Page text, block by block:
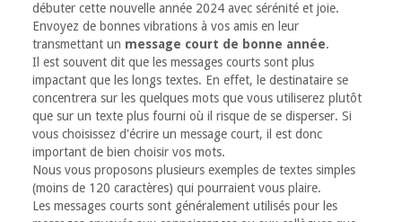
débuter cette nouvelle année 2024 avec sérénité et joie.
Envoyez de bonnes vibrations à vos amis en leur
transmettant un message court de bonne année.
Il est souvent dit que les messages courts sont plus
impactant que les longs textes. En effet, le destinataire se
concentrera sur les quelques mots que vous utiliserez plutôt
que sur un texte plus fourni où il risque de se disperser. Si
vous choisissez d'écrire un message court, il est donc
important de bien choisir vos mots.
Nous vous proposons plusieurs exemples de textes simples
(moins de 120 caractères) qui pourraient vous plaire.
Les messages courts sont généralement utilisés pour les